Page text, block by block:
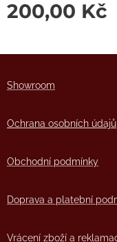
200,00 Kč
Showroom
Ochrana osobních údajů
Obchodní podmínky
Doprava a platební
Vrácení zboží a